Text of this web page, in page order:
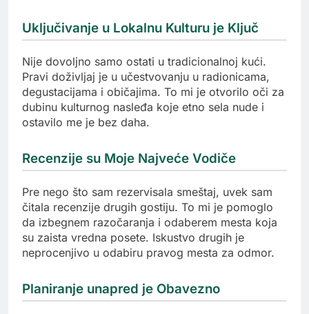
Uključivanje u Lokalnu Kulturu je Ključ
Nije dovoljno samo ostati u tradicionalnoj kući.
Pravi doživljaj je u učestvovanju u radionicama,
degustacijama i običajima. To mi je otvorilo oči za
dubinu kulturnog nasleđa koje etno sela nude i
ostavilo me je bez daha.
Recenzije su Moje Najveće Vodiče
Pre nego što sam rezervisala smeštaj, uvek sam
čitala recenzije drugih gostiju. To mi je pomoglo
da izbegnem razočaranja i odaberem mesta koja
su zaista vredna posete. Iskustvo drugih je
neprocenjivo u odabiru pravog mesta za odmor.
Planiranje unapred je Obavezno